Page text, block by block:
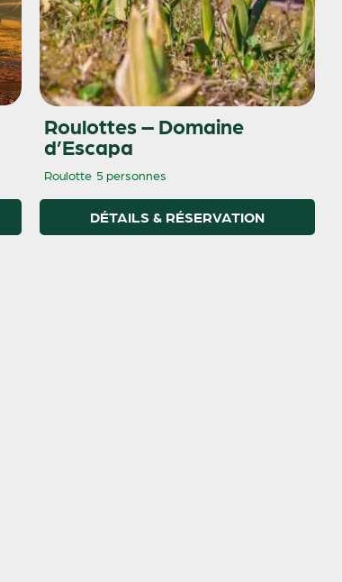
Roulottes – Domaine
d’Escapa
Roulotte 5 personnes
DÉTAILS & RÉSERVATION